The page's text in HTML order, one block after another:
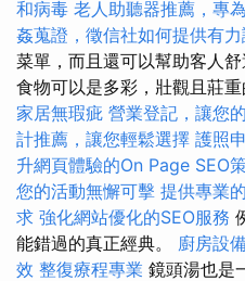
和病毒 老人助聽器推薦，專
姦蒐證，徵信社如何提供有力
菜單，而且還可以幫助客人
食物可以是多彩，壯觀且莊重
家居無瑕疵 營業登記，讓您
計推薦，讓您輕鬆選擇 護照
升網頁體驗的On Page SEO
您的活動無懈可擊 提供專業
求 強化網站優化的SEO服務
能錯過的真正經典。 廚房設
效 整復療程專業 鏡頭湯也是